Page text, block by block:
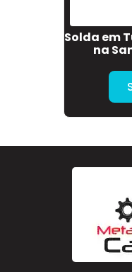
Solda em
na